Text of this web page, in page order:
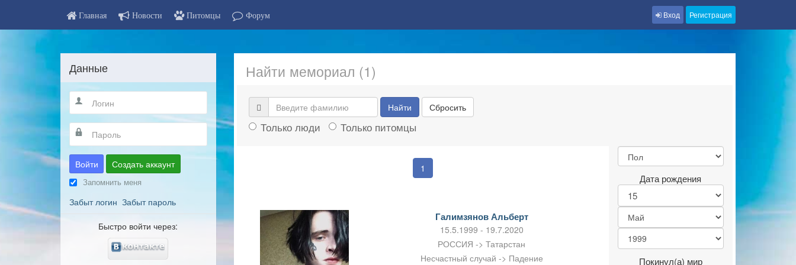
Главная Новости Питомцы Форум Вход Регистрация
Найти мемориал (1)
Найти Сбросить
Только люди Только питомцы
1
Галимзянов Альберт
15.5.1999 - 19.7.2020
РОССИЯ -> Татарстан
Несчастный случай -> Падение
Дата рождения
Покинул(а) мир
Данные
Войти Создать аккаунт
Запомнить меня
Забыт логин Забыт пароль
Быстро войти через: